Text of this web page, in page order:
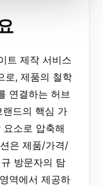
트 제작 서비스
로, 제품의 철학
연결하는 허브
드의 핵심 가
소로 압축해
은 제품/가격/
방문자의 탐
역에서 제공하